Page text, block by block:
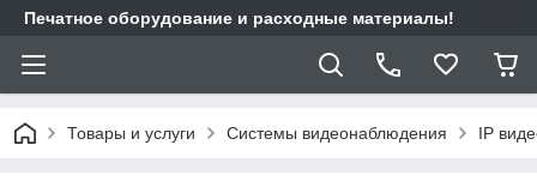
Печатное оборудование и расходные материалы!
Товары и услуги Системы видеонаблюдения IP